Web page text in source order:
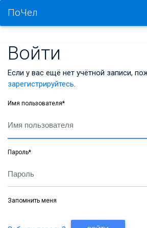
ПоЧел
Войти
Если у вас ещё нет учётной записи,
зарегистрируйтесь.
Имя пользователя*
Пароль*
Запомнить меня